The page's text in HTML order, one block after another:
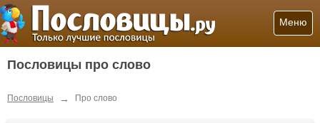
Меню
Пословицы про слово
Пословицы → Про слово